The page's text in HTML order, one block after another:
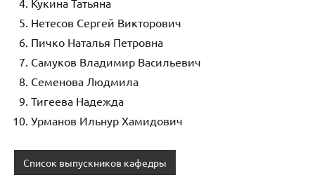
Нетесов Сергей Викторович
Пичко Наталья Петровна
Самуков Владимир Васильевич
Семенова Людмила
Тигеева Надежда
Урманов Ильнур Хамидович
Список выпускников кафедры